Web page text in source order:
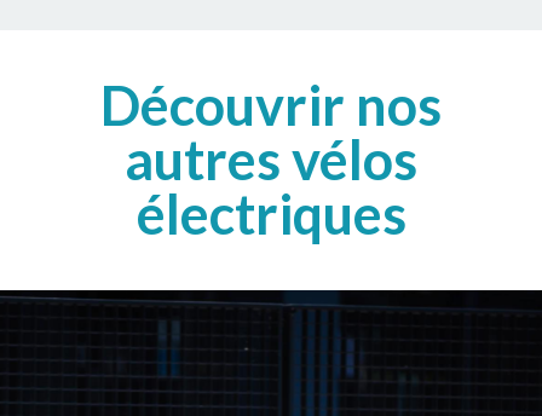
Découvrir nos
autres vélos
électriques